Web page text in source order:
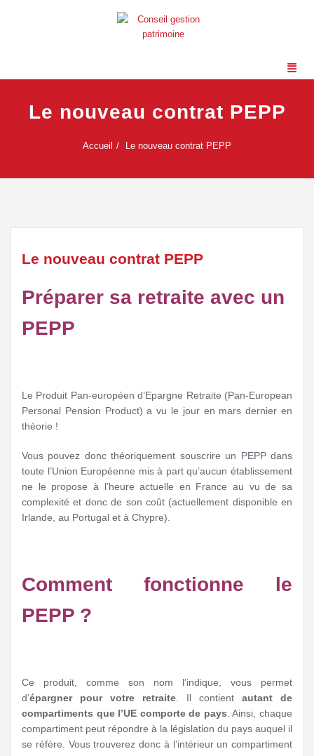
Le nouveau contrat PEPP
Accueil Le nouveau contrat PEPP
Le nouveau contrat PEPP
Préparer sa retraite avec un
PEPP
Le Produit Pan-européen d’Epargne Retraite (Pan-European
Personal Pension Product) a vu le jour en mars dernier en
théorie !
Vous pouvez donc théoriquement souscrire un PEPP dans
toute l’Union Européenne mis à part qu’aucun établissement
ne le propose à l’heure actuelle en France au vu de sa
complexité et donc de son coût (actuellement disponible en
Irlande, au Portugal et à Chypre).
Comment fonctionne le
PEPP ?
Ce produit, comme son nom l’indique, vous permet
d’épargner pour votre retraite. Il contient autant de
compartiments que l’UE comporte de pays. Ainsi, chaque
compartiment peut répondre à la législation du pays auquel il
se réfère. Vous trouverez donc à l’intérieur un compartiment